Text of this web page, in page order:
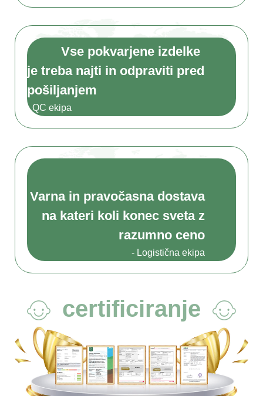
Vse pokvarjene izdelke
je treba najti in odpraviti pred
pošiljanjem
- QC ekipa
Varna in pravočasna dostava
na kateri koli konec sveta z
razumno ceno
- Logistična ekipa
certificiranje